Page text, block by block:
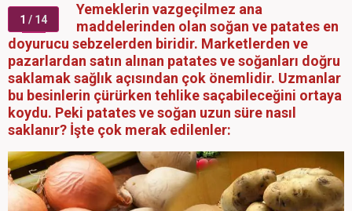
1 / 14
Yemeklerin vazgeçilmez ana
maddelerinden olan soğan ve patates en
doyurucu sebzelerden biridir. Marketlerden ve
pazarlardan satın alınan patates ve soğanları doğru
saklamak sağlık açısından çok önemlidir. Uzmanlar
bu besinlerin çürürken tehlike saçabileceğini ortaya
koydu. Peki patates ve soğan uzun süre nasıl
saklanır? İşte çok merak edilenler: